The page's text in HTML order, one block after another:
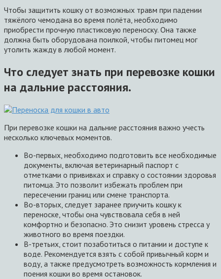
Чтобы защитить кошку от возможных травм при падении
тяжёлого чемодана во время полёта, необходимо
приобрести прочную пластиковую переноску. Она также
должна быть оборудована поилкой, чтобы питомец мог
утолить жажду в любой момент.
Что следует знать при перевозке кошки
на дальние расстояния.
При перевозке кошки на дальние расстояния важно учесть
несколько ключевых моментов.
Во-первых, необходимо подготовить все необходимые
документы, включая ветеринарный паспорт с
отметками о прививках и справку о состоянии здоровья
питомца. Это позволит избежать проблем при
пересечении границ или смене транспорта.
Во-вторых, следует заранее приучить кошку к
переноске, чтобы она чувствовала себя в ней
комфортно и безопасно. Это снизит уровень стресса у
животного во время поездки.
В-третьих, стоит позаботиться о питании и доступе к
воде. Рекомендуется взять с собой привычный корм и
воду, а также предусмотреть возможность кормления и
поения кошки во время остановок.